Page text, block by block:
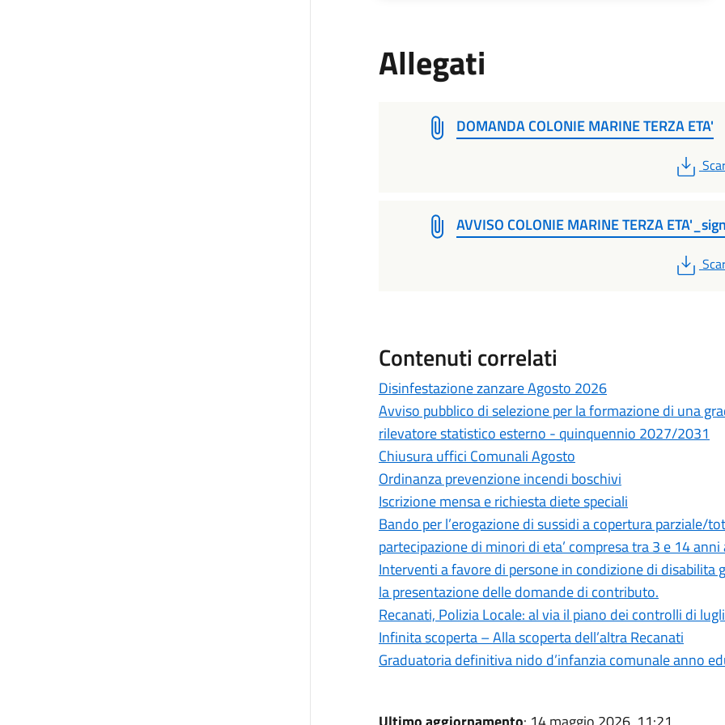
Allegati
DOMANDA COLONIE MARINE TERZA ETA'
PDF
AVVISO COLONIE MARINE TERZA
PDF
Contenuti correlati
Disinfestazione zanzare Agosto 2026
Avviso pubblico di selezione per la formazione di una
rilevatore statistico esterno - quinquennio 2027/2031
Chiusura uffici Comunali Agosto
Ordinanza prevenzione incendi boschivi
Iscrizione mensa e richiesta diete speciali
Bando per l’erogazione di sussidi a copertura parziale/
partecipazione di minori di eta’ compresa tra 3 e 14
Interventi a favore di persone in condizione di disabilita
la presentazione delle domande di contributo.
Recanati, Polizia Locale: al via il piano dei controlli di
Infinita scoperta – Alla scoperta dell’altra Recanati
Graduatoria definitiva nido d’infanzia comunale anno